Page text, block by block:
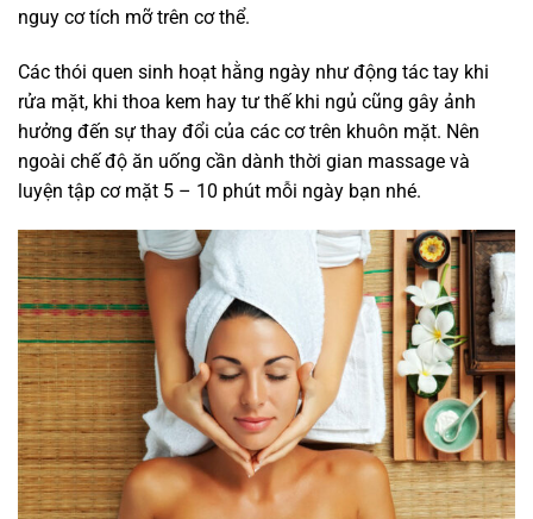
nguy cơ tích mỡ trên cơ thể.
Các thói quen sinh hoạt hằng ngày như động tác tay khi
rửa mặt, khi thoa kem hay tư thế khi ngủ cũng gây ảnh
hưởng đến sự thay đổi của các cơ trên khuôn mặt. Nên
ngoài chế độ ăn uống cần dành thời gian massage và
luyện tập cơ mặt 5 – 10 phút mỗi ngày bạn nhé.